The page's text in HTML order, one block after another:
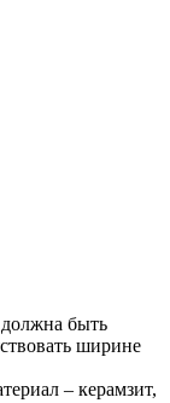
быть
ширине
– керамзит,